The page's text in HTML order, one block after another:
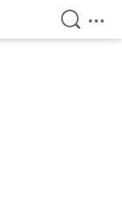
検索を
メ